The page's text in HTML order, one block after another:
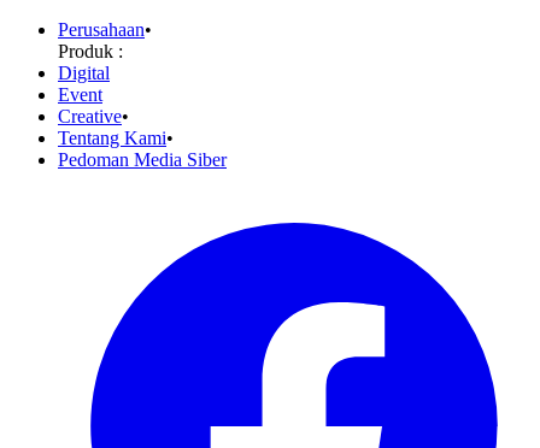
Perusahaan•
Produk :
Digital
Event
Creative•
Tentang Kami•
Pedoman Media Siber